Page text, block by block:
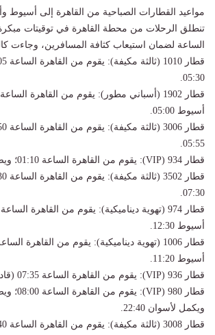
مواعيد القطارات الصباحية من القاهرة إلى أسيوط
تنطلق الرحلات من محطة القاهرة في توقيتات
الساعة لضمان استيعاب كثافة المسافرين، وجاءت
05:30.
أسيوط 05:00.
05:55.
قطار 934 (VIP): يقوم من القاهرة الساعة 01:10؛ ويصل أسيوط 06:15.
07:30.
أسيوط 12:30.
أسيوط 11:20.
قطار 936 (VIP): يقوم من القاهرة الساعة 07:35 (قادماً من طنطا).
ويكمل لأسوان 22:40.
قطار 3008 (ثالثة مكيفة): يقوم من القاهرة الساعة 08:40.